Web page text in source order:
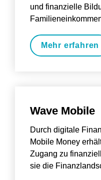
und finanzielle
Mehr erfahren
Wave Mobile
Durch digitale
Mobile Money
Zugang zu
sie die